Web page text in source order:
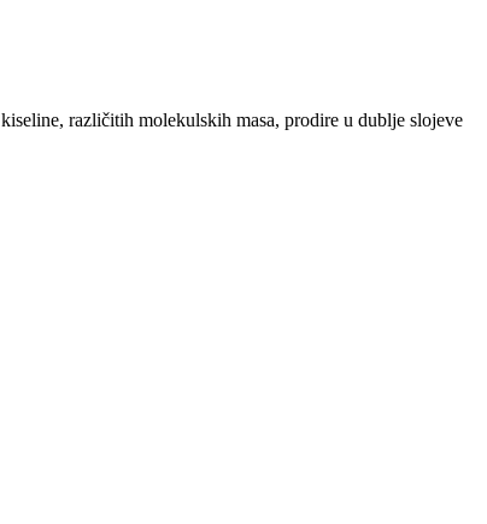
različitih molekulskih masa, prodire u dublje slojeve